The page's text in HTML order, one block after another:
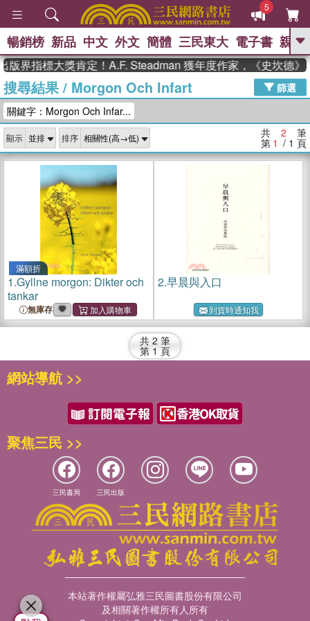
5
GO
熱搜： 東野圭吾 高希均教授回憶錄
、 The Odyssey 、 父親節 、 如果歷
獎 臺灣漫遊錄 、 方念華 、 台灣的李
登輝時代
數學女孩：黎曼猜想 、
偉大的迷走神經
暢銷榜 新品 中文 外文 簡體 三民東大 電子書 親子
版界指標大獎肯定！A.F. Steadman 獲年度作家，《史坎德》
搜尋結果/ Morgon Och Infart
篩選
關鍵字：Morgon Och Infar...
顯示 排序 共 2 筆
第 1 / 1 頁
滿額折
1.Gyllne morgon: Dikter och
tankar
無庫存
2.早晨與入口
到貨時通知我
共 2 筆
第 1 頁
網站導航 >>
聚焦三民 >>
三民書局 三民出版
本站著作權屬弘雅三民圖書股份有限公司
及相關著作權所有人所有